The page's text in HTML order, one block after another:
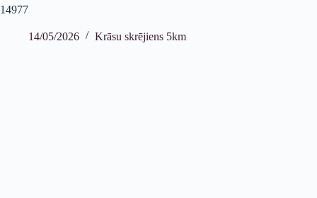
14977
14/05/2026 Krāsu skrējiens 5km